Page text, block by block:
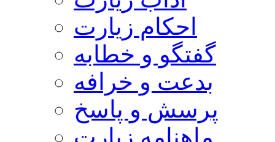
احکام زیارت
گفتگو و خطابه
بدعت و خرافه
پرسش و پاسخ
ماهنامه زیارت